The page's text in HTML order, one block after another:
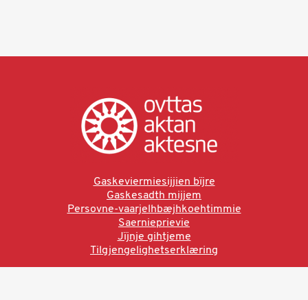
Gaskeviermiesijjien bïjre
Gaskesadth mijjem
Persovne-vaarjelhbæjhkoehtimmie
Saernieprievie
Jïjnje gihtjeme
Tilgjengelighetserklæring